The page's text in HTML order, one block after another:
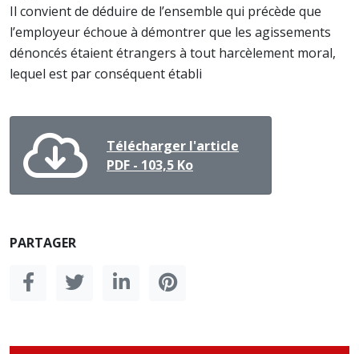
Il convient de déduire de l’ensemble qui précède que
l’employeur échoue à démontrer que les agissements
dénoncés étaient étrangers à tout harcèlement moral,
lequel est par conséquent établi
Télécharger l'article
PDF - 103,5 Ko
PARTAGER